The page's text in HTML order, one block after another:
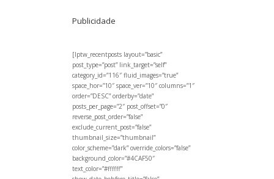
Publicidade
[lptw_recentposts layout=”basic”
post_type=”post” link_target=”self”
category_id=”116″ fluid_images=”true”
space_hor=”10″ space_ver=”10″ columns=”1″
order=”DESC” orderby=”date”
posts_per_page=”2″ post_offset=”0″
reverse_post_order=”false”
exclude_current_post=”false”
thumbnail_size=”thumbnail”
color_scheme=”dark” override_colors=”false”
background_color=”#4CAF50″
text_color=”#ffffff”